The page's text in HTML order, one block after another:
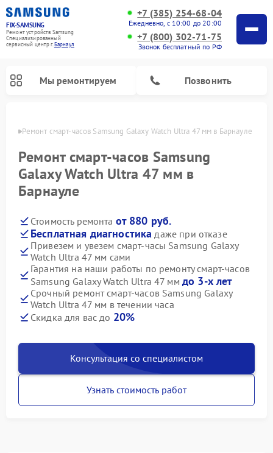
FIX-SAMSUNG
Ремонт устройств Samsung
Специализированный
cервисный центр г.Барнаул
+7 (385) 254-68-04
Ежедневно, с 10:00 до 20:00
+7 (800) 302-71-75
Звонок бесплатный по РФ
Мы ремонтируем Позвонить
Ремонт смарт-часов Samsung Galaxy Watch Ultra 47 мм в Барнауле
Ремонт смарт-часов Samsung
Galaxy Watch Ultra 47 мм в
Барнауле
Стоимость ремонта от 880 руб.
Бесплатная диагностика даже при отказе
Привезем и увезем смарт-часы Samsung Galaxy
Watch Ultra 47 мм сами
Гарантия на наши работы по ремонту смарт-часов
Samsung Galaxy Watch Ultra 47 мм до 3-х лет
Срочный ремонт смарт-часов Samsung Galaxy
Watch Ultra 47 мм в течении часа
Скидка для вас до 20%
Консультация со специалистом
Узнать стоимость работ